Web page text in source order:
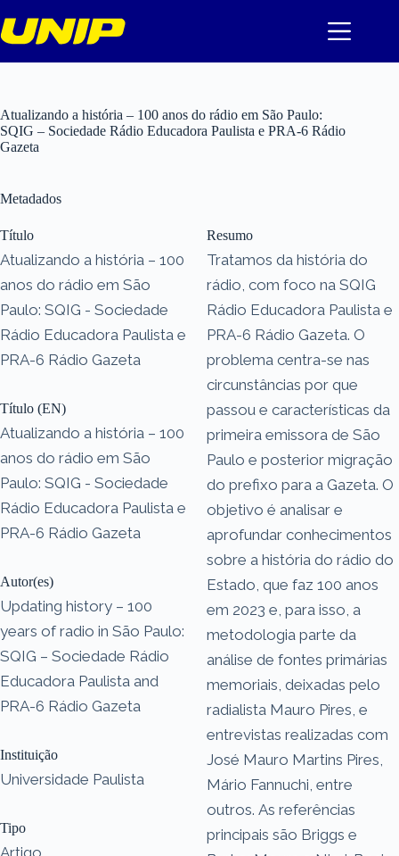
para
o
Atualizando a história – 100 anos do rádio em São Paulo:
SQIG – Sociedade Rádio Educadora Paulista e PRA-6 Rádio
Gazeta
Metadados
Título
Atualizando a história – 100
anos do rádio em São
Paulo: SQIG - Sociedade
Rádio Educadora Paulista e
PRA-6 Rádio Gazeta
Título (EN)
Atualizando a história – 100
anos do rádio em São
Paulo: SQIG - Sociedade
Rádio Educadora Paulista e
PRA-6 Rádio Gazeta
Autor(es)
Updating history – 100
years of radio in São Paulo:
SQIG – Sociedade Rádio
Educadora Paulista and
PRA-6 Rádio Gazeta
Instituição
Universidade Paulista
Tipo
Artigo
Resumo
Tratamos da história do
rádio, com foco na SQIG
Rádio Educadora Paulista e
PRA-6 Rádio Gazeta. O
problema centra-se nas
circunstâncias por que
passou e características da
primeira emissora de São
Paulo e posterior migração
do prefixo para a Gazeta. O
objetivo é analisar e
aprofundar conhecimentos
sobre a história do rádio do
Estado, que faz 100 anos
em 2023 e, para isso, a
metodologia parte da
análise de fontes primárias
memoriais, deixadas pelo
radialista Mauro Pires, e
entrevistas realizadas com
José Mauro Martins Pires,
Mário Fannuchi, entre
outros. As referências
principais são Briggs e